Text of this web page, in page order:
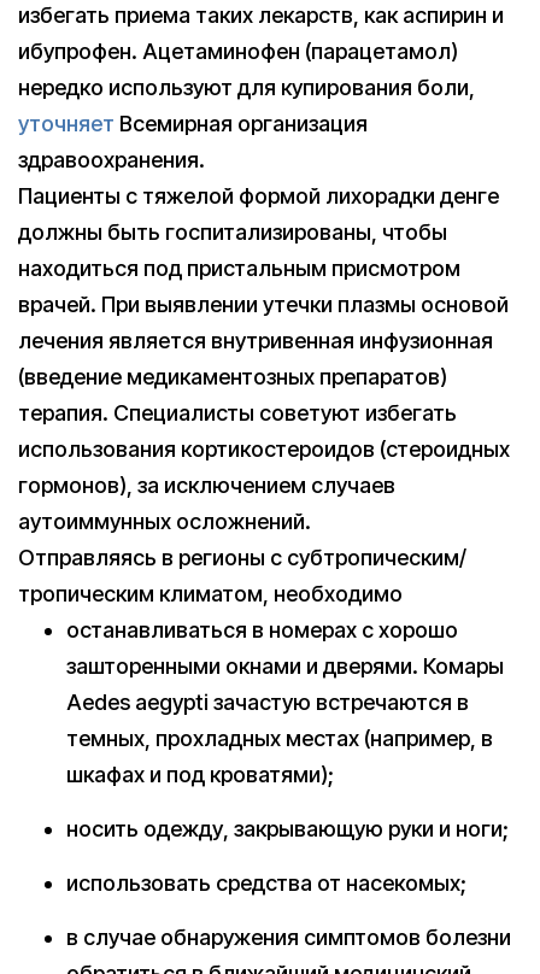
избегать приема таких лекарств, как аспирин и
ибупрофен. Ацетаминофен (парацетамол)
нередко используют для купирования боли,
уточняет Всемирная организация
здравоохранения.
Пациенты с тяжелой формой лихорадки денге
должны быть госпитализированы, чтобы
находиться под пристальным присмотром
врачей. При выявлении утечки плазмы основой
лечения является внутривенная инфузионная
(введение медикаментозных препаратов)
терапия. Специалисты советуют избегать
использования кортикостероидов (стероидных
гормонов), за исключением случаев
аутоиммунных осложнений.
Отправляясь в регионы с субтропическим/
тропическим климатом, необходимо
останавливаться в номерах с хорошо
зашторенными окнами и дверями. Комары
Aedes aegypti зачастую встречаются в
темных, прохладных местах (например, в
шкафах и под кроватями);
носить одежду, закрывающую руки и ноги;
использовать средства от насекомых;
в случае обнаружения симптомов болезни